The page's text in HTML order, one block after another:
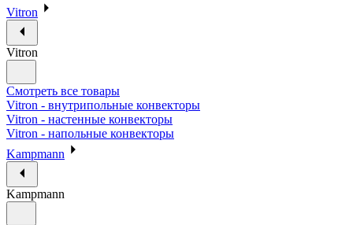
Vitron
Vitron
Смотреть все товары
Vitron - внутрипольные конвекторы
Vitron - настенные конвекторы
Vitron - напольные конвекторы
Kampmann
Kampmann